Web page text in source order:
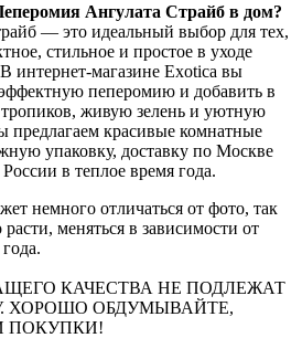
Ангулата Страйб в дом?
— это идеальный выбор для тех,
стильное и простое в уходе
интернет-магазине Exotica вы
пеперомию и добавить в
тропиков, живую зелень и уютную
предлагаем красивые комнатные
упаковку, доставку по Москве
в теплое время года.
немного отличаться от фото, так
меняться в зависимости от
КАЧЕСТВА НЕ ПОДЛЕЖАТ
ХОРОШО ОБДУМЫВАЙТЕ,
ПОКУПКИ!